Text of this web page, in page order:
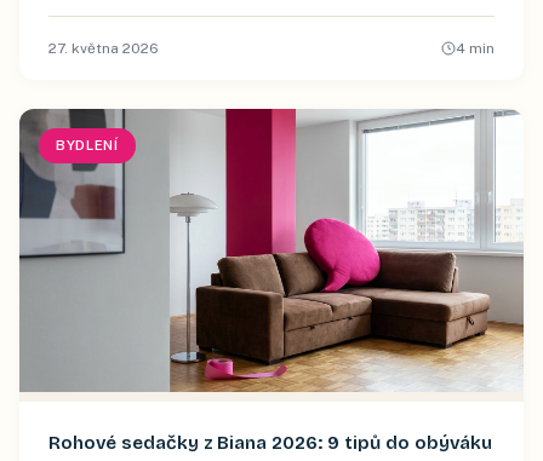
27. května 2026 4 min
BYDLENÍ
Rohové sedačky z Biana 2026: 9 tipů do obýváku